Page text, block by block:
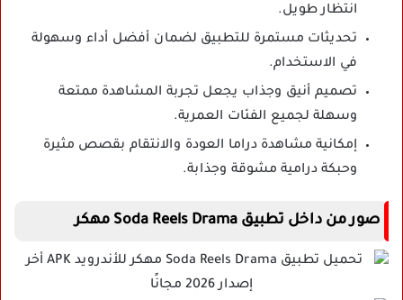
انتظار طويل.
تحديثات مستمرة للتطبيق لضمان أفضل أداء وسهولة
في الاستخدام.
تصميم أنيق وجذاب يجعل تجربة المشاهدة ممتعة
وسهلة لجميع الفئات العمرية.
إمكانية مشاهدة دراما العودة والانتقام بقصص مثيرة
وحبكة درامية مشوقة وجذابة.
صور من داخل تطبيق Soda Reels Drama مهكر